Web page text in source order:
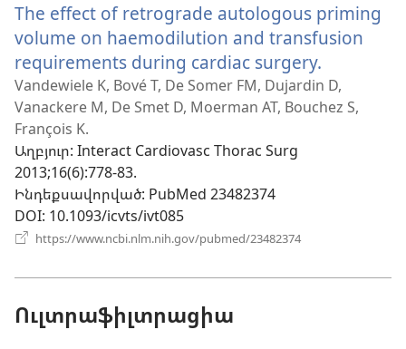
պատուհան)
The effect of retrograde autologous priming
volume on haemodilution and transfusion
requirements during cardiac surgery.
է
նոր
Vandewiele K, Bové T, De Somer FM, Dujardin D,
Vanackere M, De Smet D, Moerman AT, Bouchez S,
François K.
Աղբյուր‎: Interact Cardiovasc Thorac Surg
2013;16(6):778-83.
Ինդեքսավորված‎: PubMed 23482374
DOI‎: 10.1093/icvts/ivt085
https://www.ncbi.nlm.nih.gov/pubmed/23482374
Ուլտրաֆիլտրացիա